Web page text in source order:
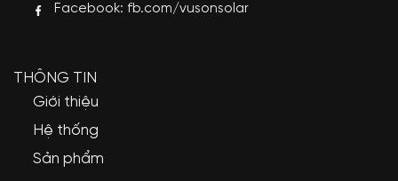
Facebook: fb.com/vusonsolar
THÔNG TIN
Giới thiệu
Hệ thống
Sản phẩm